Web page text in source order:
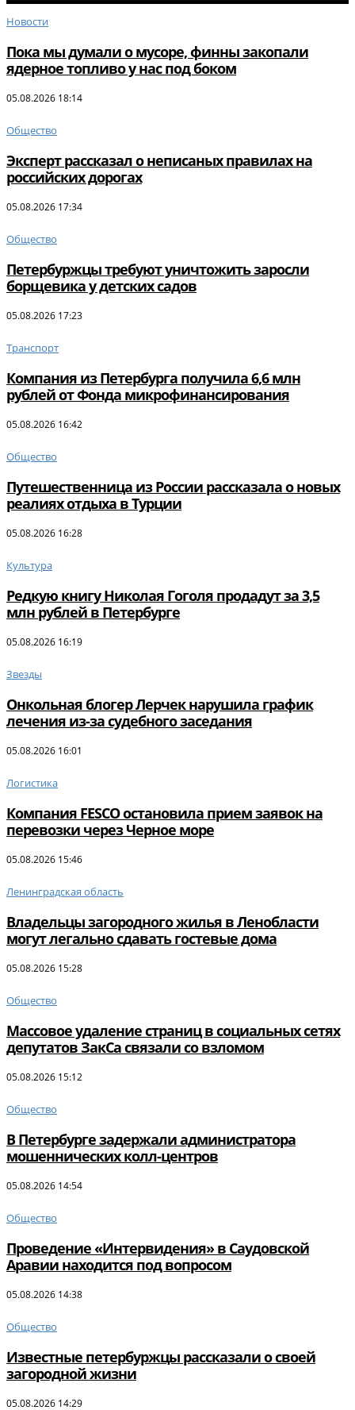
Новости
Пока мы думали о мусоре, финны закопали
ядерное топливо у нас под боком
05.08.2026 18:14
Общество
Эксперт рассказал о неписаных правилах на
российских дорогах
05.08.2026 17:34
Общество
Петербуржцы требуют уничтожить заросли
борщевика у детских садов
05.08.2026 17:23
Транспорт
Компания из Петербурга получила 6,6 млн
рублей от Фонда микрофинансирования
05.08.2026 16:42
Общество
Путешественница из России рассказала о новых
реалиях отдыха в Турции
05.08.2026 16:28
Культура
Редкую книгу Николая Гоголя продадут за 3,5
млн рублей в Петербурге
05.08.2026 16:19
Звезды
Онкольная блогер Лерчек нарушила график
лечения из-за судебного заседания
05.08.2026 16:01
Логистика
Компания FESCO остановила прием заявок на
перевозки через Черное море
05.08.2026 15:46
Ленинградская область
Владельцы загородного жилья в Ленобласти
могут легально сдавать гостевые дома
05.08.2026 15:28
Общество
Массовое удаление страниц в социальных сетях
депутатов ЗакСа связали со взломом
05.08.2026 15:12
Общество
В Петербурге задержали администратора
мошеннических колл-центров
05.08.2026 14:54
Общество
Проведение «Интервидения» в Саудовской
Аравии находится под вопросом
05.08.2026 14:38
Общество
Известные петербуржцы рассказали о своей
загородной жизни
05.08.2026 14:29